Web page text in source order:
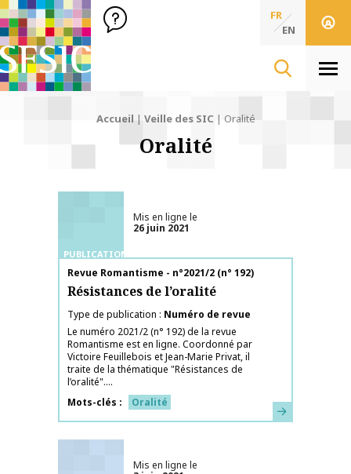
SFSIC Société Française des Sciences de l'Information & de
Société Française des Sciences
de l'Information
FR
EN
Accueil | Veille des SIC | Oralité
Oralité
PUBLICATIONS
Mis en ligne le
26 juin 2021
Nom de la publication
Revue Romantisme - n°2021/2 (n° 192)
Résistances de l’oralité
Type de publication
Numéro de revue
Le numéro 2021/2 (n° 192) de la revue
Romantisme est en ligne. Coordonné par
Victoire Feuillebois et Jean-Marie Privat, il
traite de la thématique "Résistances de
l’oralité"....
Mots-clés
Oralité En savoir plus
Mis en ligne le